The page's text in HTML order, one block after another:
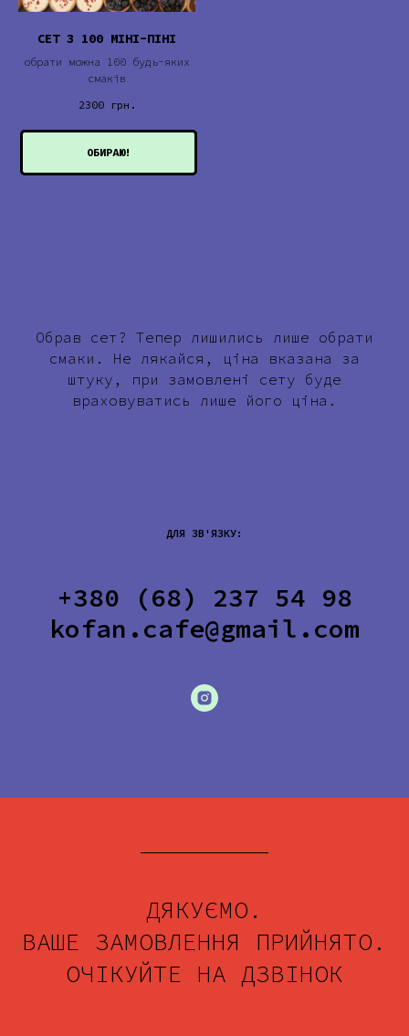
СЕТ З 100 МІНІ-ПІНІ
обрати можна 100 будь-яких
смаків
2300
грн.
ОБИРАЮ!
Обрав сет? Тепер лишились лише обрати
смаки. Не лякайся, ціна вказана за
штуку, при замовлені сету буде
враховуватись лише його ціна.
ДЛЯ ЗВ'ЯЗКУ:
+380 (68) 237 54 98
kofan.cafe@gmail.com
ДЯКУЄМО.
ВАШЕ ЗАМОВЛЕННЯ ПРИЙНЯТО.
ОЧІКУЙТЕ НА ДЗВІНОК